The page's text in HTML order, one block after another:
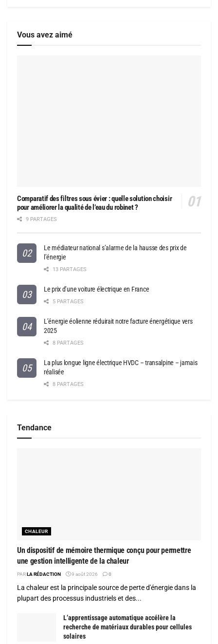
Vous avez aimé
Comparatif des filtres sous évier : quelle solution choisir
pour améliorer la qualité de l’eau du robinet ?
9 PARTAGES
Le médiateur national s’alarme de la hausse des prix de
l’énergie
13 PARTAGES
Le prix d’une voiture électrique en France
5 PARTAGES
L’énergie éolienne réduirait notre facture énergétique vers
2025
8 PARTAGES
La plus longue ligne électrique HVDC – transalpine – jamais
réalisée
8 PARTAGES
Tendance
CHALEUR
Un dispositif de mémoire thermique conçu pour permettre
une gestion intelligente de la chaleur
PAR LA RÉDACTION 9 août 2026 0
La chaleur est la principale source de perte d'énergie dans la
plupart des processus industriels et des...
L’apprentissage automatique accélère la
recherche de matériaux durables pour cellules
solaires